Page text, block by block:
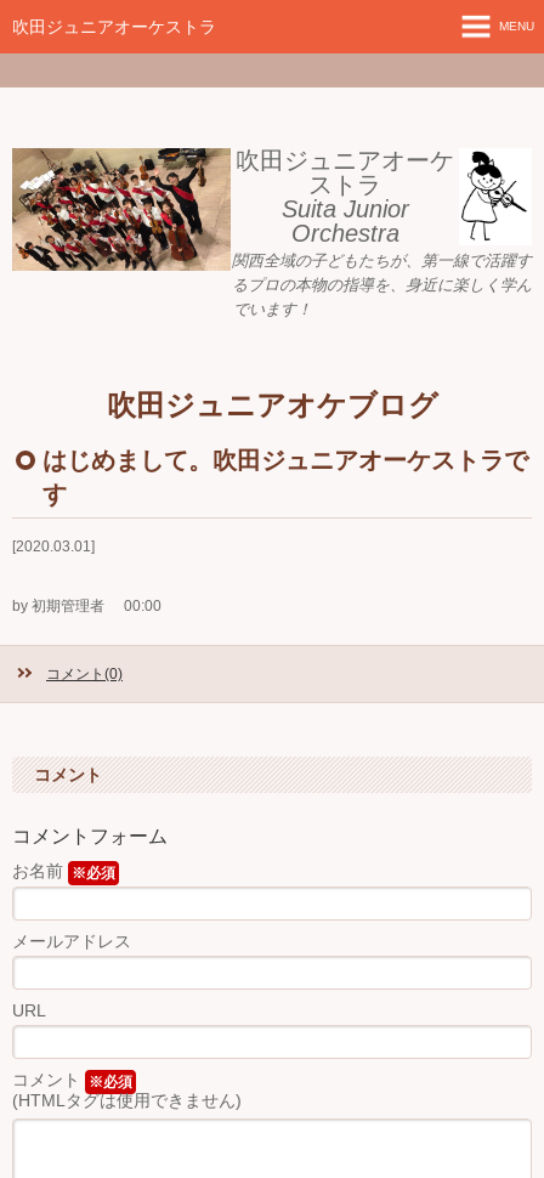
verification=nW1XDOjsXUeBk5Tr0WL2kTnlmTP78udH3yRHAbTSBv8
吹田ジュニアオーケストラ
吹田ジュニアオーケ
ストラ
Suita Junior
Orchestra
関西全域の子どもたちが、
第一線で活躍す
るプロの本物の指導を、身近に楽しく学ん
でいます！
MENU
ホーム
新着情報
活動目標
指導者ご紹介
プレジュニア クラス
練習会場
アーカイブ
吹田ジュニアオケブログ
2020.03.01
はじめまして。吹田ジュニアオーケストラで
す
by 初期管理者 00:00
コメント(0)
コメント
コメントフォーム
お名前 ※必須
メールアドレス
URL
コメント ※必須
(HTMLタグは使用できません)